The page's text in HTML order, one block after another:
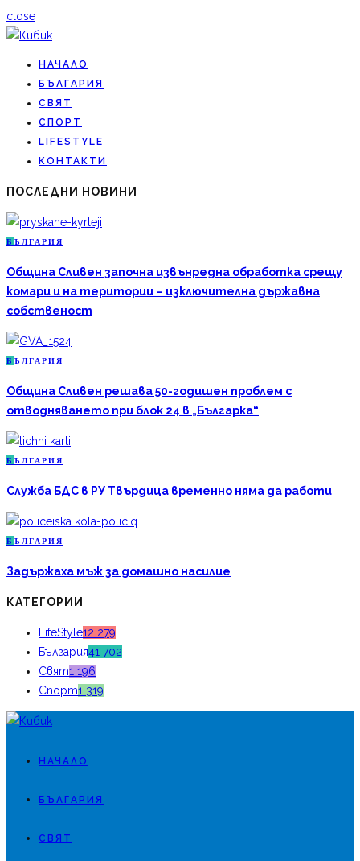
close
НАЧАЛО
БЪЛГАРИЯ
СВЯТ
СПОРТ
LIFESTYLE
КОНТАКТИ
ПОСЛЕДНИ НОВИНИ
Б ЪЛГАРИЯ
Община Сливен започна извънредна обработка срещу
комари и на територии – изключителна държавна
собственост
Б ЪЛГАРИЯ
Община Сливен решава 50-годишен проблем с
отводняването при блок 24 в „Българка“
Б ЪЛГАРИЯ
Служба БДС в РУ Твърдица временно няма да работи
Б ЪЛГАРИЯ
Задържаха мъж за домашно насилие
КАТЕГОРИИ
LifeStyle12 279
България41 702
Свят1 196
Спорт1 319
НАЧАЛО
БЪЛГАРИЯ
СВЯТ